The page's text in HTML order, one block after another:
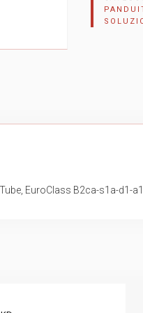
EuroClass B2ca-s1a-d1-